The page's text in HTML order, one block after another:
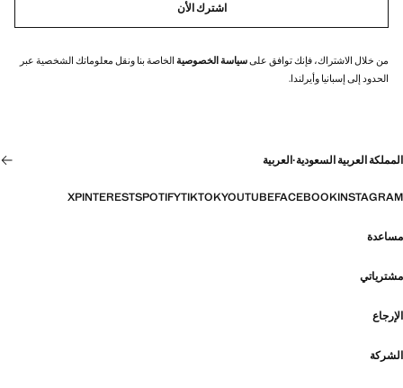
اشترك الأن
من خلال الاشتراك، فإنك توافق علىسياسة الخصوصية الخاصة بنا ونقل معلوماتك الشخصية عبر
الحدود إلى إسبانيا وأيرلندا.
المملكة العربية السعودية·العربية
INSTAGRAM
FACEBOOK
YOUTUBE
TIKTOK
SPOTIFY
PINTEREST
X
مساعدة
مشترياتي
الإرجاع
الشركة